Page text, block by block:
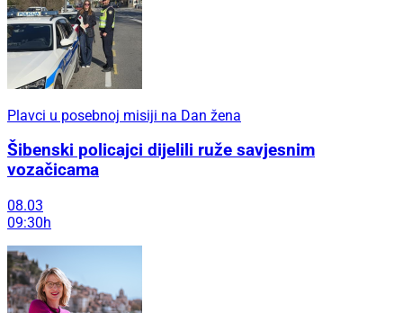
Plavci u posebnoj misiji na Dan žena
Šibenski policajci dijelili ruže savjesnim
vozačicama
08.03
09:30h